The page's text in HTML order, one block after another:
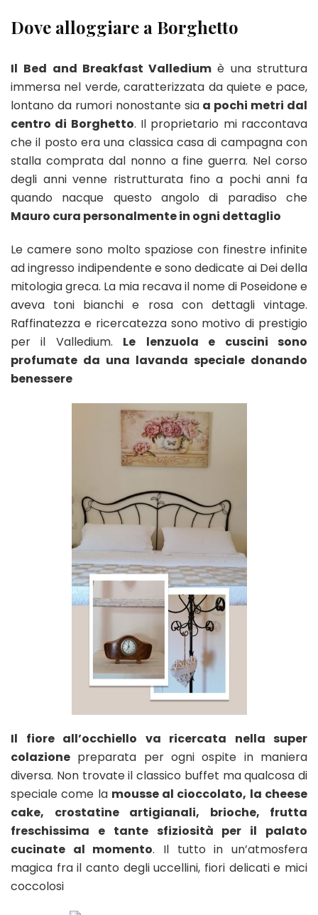
Dove alloggiare a Borghetto
Il Bed and Breakfast Valledium è una struttura
immersa nel verde, caratterizzata da quiete e pace,
lontano da rumori nonostante sia a pochi metri dal
centro di Borghetto. Il proprietario mi raccontava
che il posto era una classica casa di campagna con
stalla comprata dal nonno a fine guerra. Nel corso
degli anni venne ristrutturata fino a pochi anni fa
quando nacque questo angolo di paradiso che
Mauro cura personalmente in ogni dettaglio
Le camere sono molto spaziose con finestre infinite
ad ingresso indipendente e sono dedicate ai Dei della
mitologia greca. La mia recava il nome di Poseidone e
aveva toni bianchi e rosa con dettagli vintage.
Raffinatezza e ricercatezza sono motivo di prestigio
per il Valledium. Le
lenzuola e cuscini sono
profumate da una lavanda speciale donando
benessere
Il fiore all’occhiello va ricercata nella super
colazione preparata per ogni ospite in maniera
diversa. Non trovate il classico buffet ma qualcosa di
speciale come la mousse al cioccolato, la cheese
cake, crostatine artigianali, brioche, frutta
freschissima e tante sfiziosità per il palato
cucinate al momento. Il tutto in un’atmosfera
magica fra il canto degli uccellini, fiori delicati e mici
coccolosi